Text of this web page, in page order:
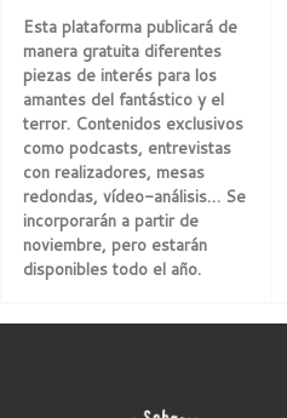
Esta plataforma publicará de
manera gratuita diferentes
piezas de interés para los
amantes del fantástico y el
terror. Contenidos exclusivos
como podcasts, entrevistas
con realizadores, mesas
redondas, vídeo-análisis… Se
incorporarán a partir de
noviembre, pero estarán
disponibles todo el año.